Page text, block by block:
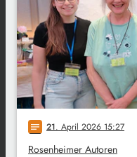
notes 21. April 2026 15:27
Rosenheimer Autoren